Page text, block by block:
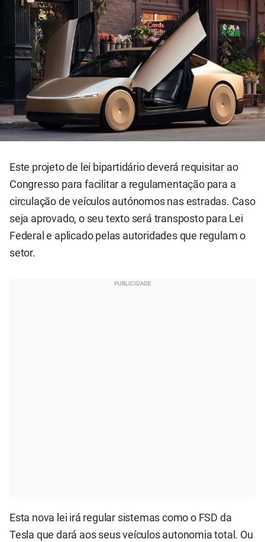
Este projeto de lei bipartidário deverá requisitar ao
Congresso para facilitar a regulamentação para a
circulação de veículos autónomos nas estradas. Caso
seja aprovado, o seu texto será transposto para Lei
Federal e aplicado pelas autoridades que regulam o
setor.
Esta nova lei irá regular sistemas como o FSD da
Tesla que dará aos seus veículos autonomia total. Ou